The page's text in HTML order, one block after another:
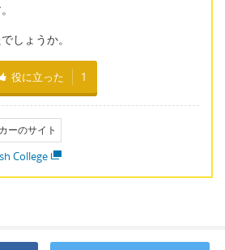
しょうか。
役に立った 1
ーのサイト
College